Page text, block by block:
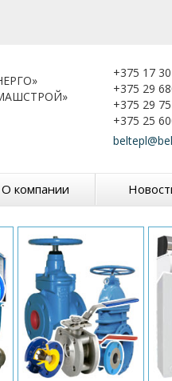
+375 17
+375 29
+375 29
+375 25
О компании